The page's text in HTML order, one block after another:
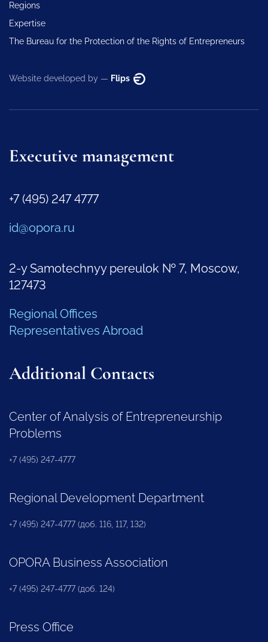
Regions
Expertise
The Bureau for the Protection of the Rights of Entrepreneurs
Website developed by — Flips
Executive management
+7 (495) 247 4777
id@opora.ru
2-y Samotechnyy pereulok № 7, Moscow,
127473
Regional Offices
Representatives Abroad
Additional Contacts
Center of Analysis of Entrepreneurship
Problems
+7 (495) 247-4777
Regional Development Department
+7 (495) 247-4777 (доб. 116, 117, 132)
OPORA Business Association
+7 (495) 247-4777 (доб. 124)
Press Office